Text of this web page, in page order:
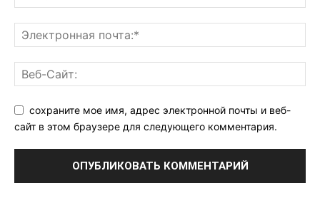
сохраните мое имя, адрес электронной почты и веб-
сайт в этом браузере для следующего комментария.